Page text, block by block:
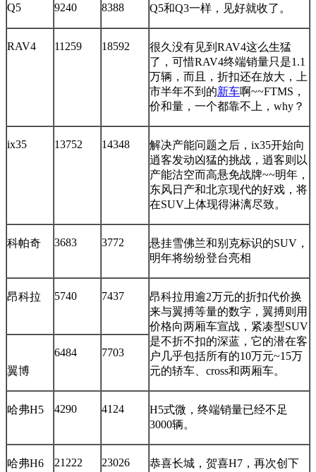
Q5 9240 8388 Q5和Q3一样，见好就收了。
RAV4 11259 18592
很久没有见到RAV4这么生猛
了，可惜RAV4终端销量只是1.1
万辆，而且，折扣还在放大，上
市半年不到的新车啊~~FTMS，
价和量，一个都靠不上，why？
ix35 13752 14348
解决产能问题之后，ix35开始向
逍客发动凶猛的挑战，逍客则以
产能沽空而高悬免战牌~~明年，
东风日产和北京现代的好戏，将
在SUV上体现得淋漓尽致。
科帕奇 3683 3772
悬挂雪佛兰和别克标识的SUV，
明年将纷纷登台亮相
昂科拉 5740 7437
昂科拉用逾2万元的折扣代价换
来与翼搏等量的数字，翼搏则用
价格向两厢车宣战，紧凑型SUV
是不折不扣的深蓝，它的潜在客
户几乎包括所有的10万元~15万
元的轿车、cross和两厢车。
翼博
6484 7703
哈弗H5 4290 4124
H5式微，终端销量已经不足
3000辆。
哈弗H6 21222 23026
恭喜长城，贺喜H7，再次创下